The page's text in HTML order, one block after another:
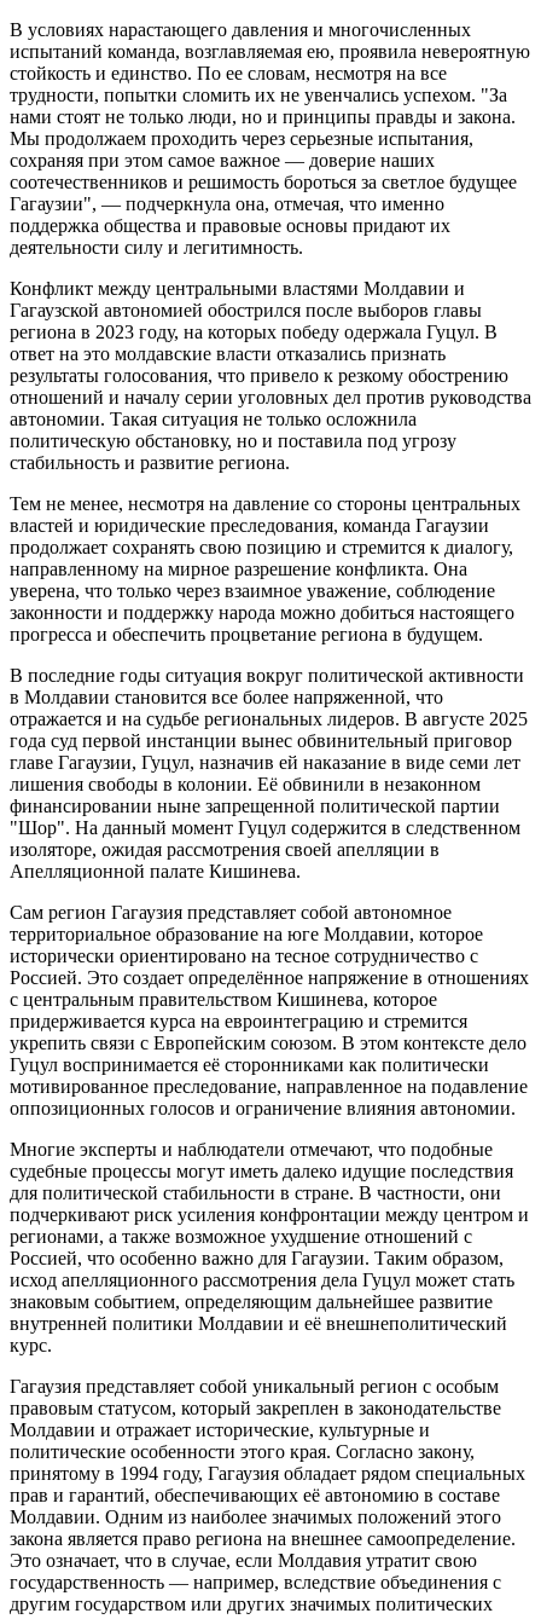
В условиях нарастающего давления и многочисленных
испытаний команда, возглавляемая ею, проявила невероятную
стойкость и единство. По ее словам, несмотря на все
трудности, попытки сломить их не увенчались успехом. "За
нами стоят не только люди, но и принципы правды и закона.
Мы продолжаем проходить через серьезные испытания,
сохраняя при этом самое важное — доверие наших
соотечественников и решимость бороться за светлое будущее
Гагаузии", — подчеркнула она, отмечая, что именно
поддержка общества и правовые основы придают их
деятельности силу и легитимность.
Конфликт между центральными властями Молдавии и
Гагаузской автономией обострился после выборов главы
региона в 2023 году, на которых победу одержала Гуцул. В
ответ на это молдавские власти отказались признать
результаты голосования, что привело к резкому обострению
отношений и началу серии уголовных дел против руководства
автономии. Такая ситуация не только осложнила
политическую обстановку, но и поставила под угрозу
стабильность и развитие региона.
Тем не менее, несмотря на давление со стороны центральных
властей и юридические преследования, команда Гагаузии
продолжает сохранять свою позицию и стремится к диалогу,
направленному на мирное разрешение конфликта. Она
уверена, что только через взаимное уважение, соблюдение
законности и поддержку народа можно добиться настоящего
прогресса и обеспечить процветание региона в будущем.
В последние годы ситуация вокруг политической активности
в Молдавии становится все более напряженной, что
отражается и на судьбе региональных лидеров. В августе 2025
года суд первой инстанции вынес обвинительный приговор
главе Гагаузии, Гуцул, назначив ей наказание в виде семи лет
лишения свободы в колонии. Её обвинили в незаконном
финансировании ныне запрещенной политической партии
"Шор". На данный момент Гуцул содержится в следственном
изоляторе, ожидая рассмотрения своей апелляции в
Апелляционной палате Кишинева.
Сам регион Гагаузия представляет собой автономное
территориальное образование на юге Молдавии, которое
исторически ориентировано на тесное сотрудничество с
Россией. Это создает определённое напряжение в отношениях
с центральным правительством Кишинева, которое
придерживается курса на евроинтеграцию и стремится
укрепить связи с Европейским союзом. В этом контексте дело
Гуцул воспринимается её сторонниками как политически
мотивированное преследование, направленное на подавление
оппозиционных голосов и ограничение влияния автономии.
Многие эксперты и наблюдатели отмечают, что подобные
судебные процессы могут иметь далеко идущие последствия
для политической стабильности в стране. В частности, они
подчеркивают риск усиления конфронтации между центром и
регионами, а также возможное ухудшение отношений с
Россией, что особенно важно для Гагаузии. Таким образом,
исход апелляционного рассмотрения дела Гуцул может стать
знаковым событием, определяющим дальнейшее развитие
внутренней политики Молдавии и её внешнеполитический
курс.
Гагаузия представляет собой уникальный регион с особым
правовым статусом, который закреплен в законодательстве
Молдавии и отражает исторические, культурные и
политические особенности этого края. Согласно закону,
принятому в 1994 году, Гагаузия обладает рядом специальных
прав и гарантий, обеспечивающих её автономию в составе
Молдавии. Одним из наиболее значимых положений этого
закона является право региона на внешнее самоопределение.
Это означает, что в случае, если Молдавия утратит свою
государственность — например, вследствие объединения с
другим государством или других значимых политических